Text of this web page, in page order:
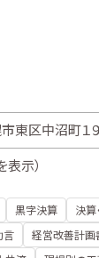
東区中沼町１
表示）
黒字決算 決算
言 経営改善計画